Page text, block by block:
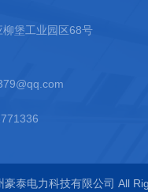
堡工业园区68号
豪泰电力科技有限公司 All